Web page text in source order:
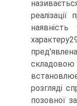
розгляді
позовної